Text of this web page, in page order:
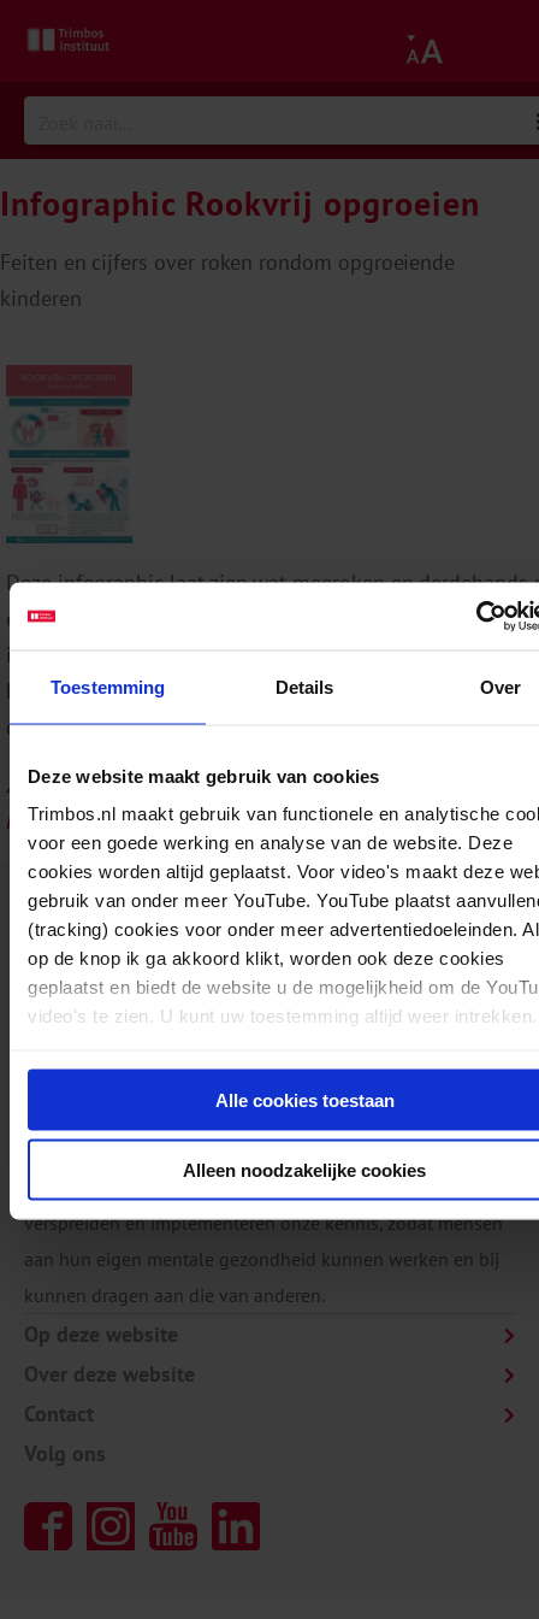
Toestemming Details Over
Deze website maakt gebruik van cookies
Trimbos.nl maakt gebruik van functionele en analytische
voor een goede werking en analyse van de website. Deze
cookies worden altijd geplaatst. Voor video's maakt deze
gebruik van onder meer YouTube. YouTube plaatst
(tracking) cookies voor onder meer advertentiedoeleinden.
op de knop ik ga akkoord klikt, worden ook deze cookies
geplaatst en biedt de website u de mogelijkheid om de
video's te zien. U kunt uw toestemming altijd weer intrekken.
Alle cookies toestaan
Alleen noodzakelijke cookies
Infographic Rookvrij opgroeien
Feiten en cijfers over roken rondom opgroeiende
kinderen
Deze infographic laat zien wat meeroken en derdehands
en wat de risico’s hiervan zijn voor kinderen. Ook maakt
infographic inzichtelijk hoeveel ouders in Nederland
hoe vaak mensen terugvallen na de zwangerschap. Bekijk
daarnaast wat jij als zorgprofessional kan doen.
Zie ook deinfographic Rookvrij zwanger worden
Rookvrij zwanger.
Download: Infographic Rookvrij opgroeien
TRI-62-088 Infographics Tabak 06-10-2025 pdf 3 pagina's
Het Trimbos-instituut is een onafhankelijk,
wetenschappelijk kennisinstituut voor mentale
gezondheid, alcohol, tabak en drugs. We doen onderzoek,
verspreiden en implementeren onze kennis, zodat mensen
aan hun eigen mentale gezondheid kunnen werken en bij
kunnen dragen aan die van anderen.
Op deze website
Over deze website
Contact
Volg ons